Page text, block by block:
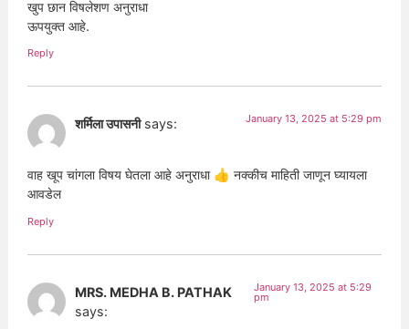
खुप छान विषलेशण अनुराधा
ऊपयुक्त आहे.
Reply
शर्मिला उपासनी says: January 13, 2025 at 5:29 pm
वाह खूप चांगला विषय घेतला आहे अनुराधा 👍 नक्कीच माहिती जाणून घ्यायला
आवडेल
Reply
MRS. MEDHA B. PATHAK
says:
January 13, 2025 at 5:29
pm